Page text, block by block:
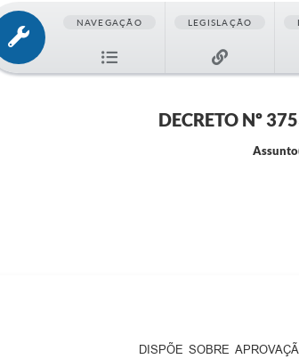
NAVEGAÇÃO LEGISLAÇÃO
DECRETO Nº
DISPÕE SOBRE